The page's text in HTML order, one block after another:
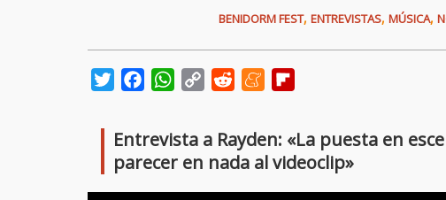
BENIDORM FEST, ENTREVISTAS, MÚSICA,
TwitterFacebookWhatsApp
Copy
Reddit Meneame
Entrevista a Rayden: «La puesta en
parecer en nada al videoclip»